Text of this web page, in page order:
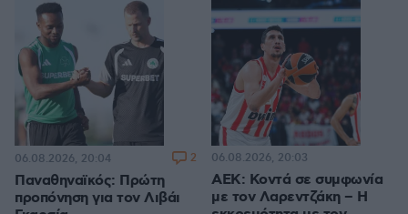
Παναθηναϊκός: Πρώτη
προπόνηση για τον Λιβάι
06.08.2026, 20:04 2
ΑΕΚ: Κοντά σε συμφωνία
με τον Λαρεντζάκη – Η
06.08.2026, 20:03